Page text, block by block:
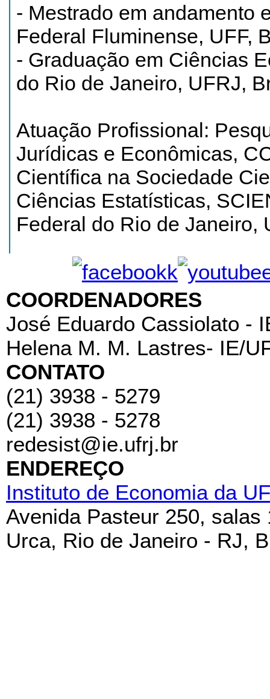
- Mestrado em andamento
Federal Fluminense, UFF,
- Graduação em Ciências
do Rio de Janeiro, UFRJ,
Atuação Profissional:
Jurídicas e Econômicas,
Científica na Sociedade
Ciências Estatísticas,
Federal do Rio de Janeiro,
COORDENADORES
José Eduardo Cassiolato -
Helena M. M. Lastres- IE/
CONTATO
(21) 3938 - 5279
(21) 3938 - 5278
redesist@ie.ufrj.br
ENDEREÇO
Instituto de Economia da
Avenida Pasteur 250, salas
Urca, Rio de Janeiro - RJ,